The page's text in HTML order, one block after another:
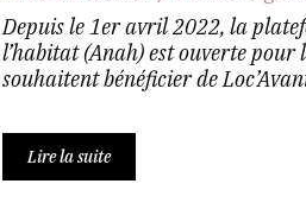
Depuis le 1er avril 2022, la
l’habitat (Anah) est ouverte
souhaitent bénéficier de
Lire la suite